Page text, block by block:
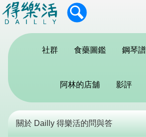
社群 食藥圖鑑 鋼琴
阿林的店舖 影評
關於 Dailly 得樂活的問與答